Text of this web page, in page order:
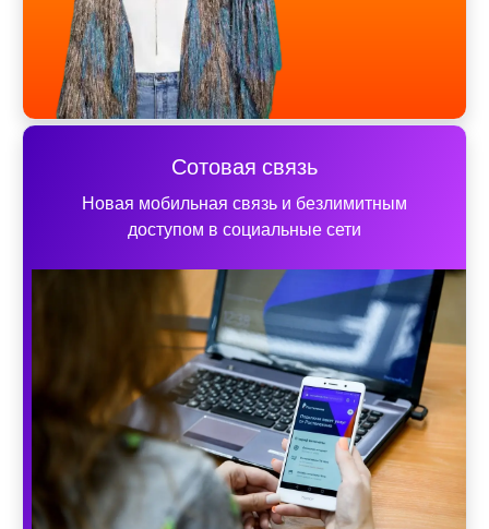
Сотовая связь
Новая мобильная связь и безлимитным
доступом в социальные сети